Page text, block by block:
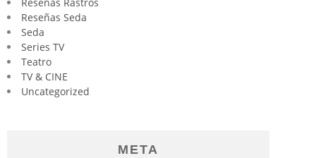
Reseñas Seda
Seda
Series TV
Teatro
TV & CINE
Uncategorized
META